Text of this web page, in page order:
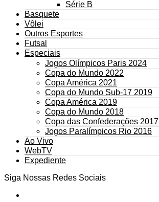
Série B
Basquete
Vôlei
Outros Esportes
Futsal
Especiais
Jogos Olímpicos Paris 2024
Copa do Mundo 2022
Copa América 2021
Copa do Mundo Sub-17 2019
Copa América 2019
Copa do Mundo 2018
Copa das Confederações 2017
Jogos Paralímpicos Rio 2016
Ao Vivo
WebTV
Expediente
Siga Nossas Redes Sociais